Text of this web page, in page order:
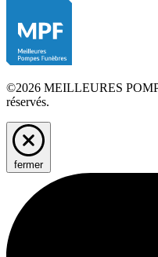
©2026 MEILLEURES
réservés.
fermer